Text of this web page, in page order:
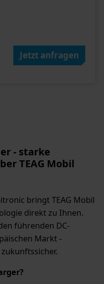
Jetzt anfragen
- starke
TEAG Mobil
bringt TEAG Mobil
direkt zu Ihnen.
führenden DC-
Markt -